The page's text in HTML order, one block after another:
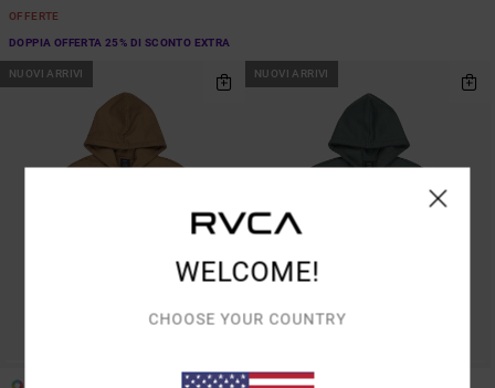
OFFERTE
DOPPIA OFFERTA 25% DI SCONTO EXTRA
NUOVI ARRIVI NUOVI ARRIVI
WELCOME!
CHOOSE YOUR COUNTRY